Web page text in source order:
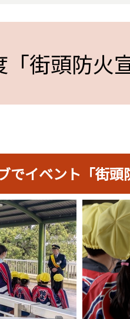
街頭防火
でイベント「街頭